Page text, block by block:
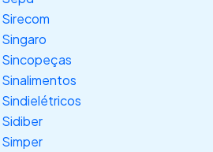
Sirecom
Singaro
Sincopeças
Sinalimentos
Sindielétricos
Sidiber
Simper